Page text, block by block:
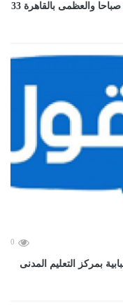
الطقس غدا مائل للحرارة نهاراً وشبورة كثيفة صباحا والعظمى بالقاهرة 33
0
بمركز التعليم المدنى